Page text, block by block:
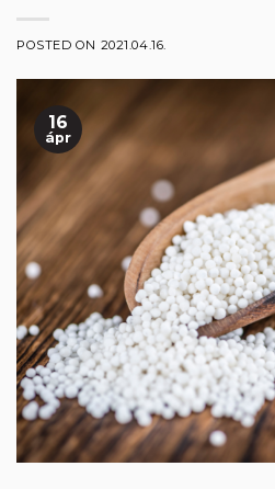
POSTED ON 2021.04.16.
16
ápr